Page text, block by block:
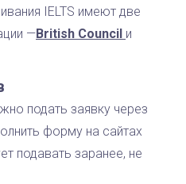
IELTS имеют две
—British Council и
подать заявку через
форму на сайтах
подавать заранее, не